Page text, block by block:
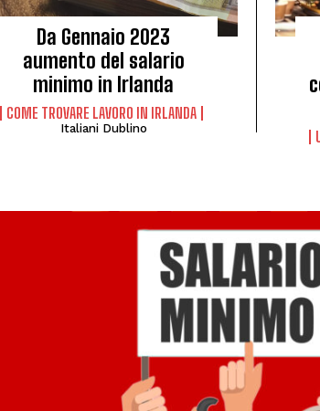
Da Gennaio 2023
aumento del salario
minimo in Irlanda
COME TROVARE LAVORO IN IRLANDA
Italiani Dublino